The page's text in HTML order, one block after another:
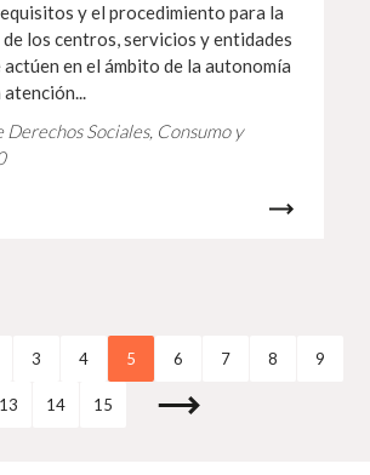
y el procedimiento para la
los centros, servicios y entidades
en el ámbito de la autonomía
Sociales, Consumo y
3 4 5 6 7 8 9
13 14 15